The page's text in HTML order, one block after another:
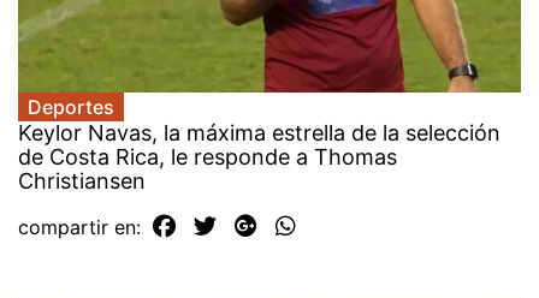
Deportes
Keylor Navas, la máxima estrella de la selección
de Costa Rica, le responde a Thomas
Christiansen
compartir en: